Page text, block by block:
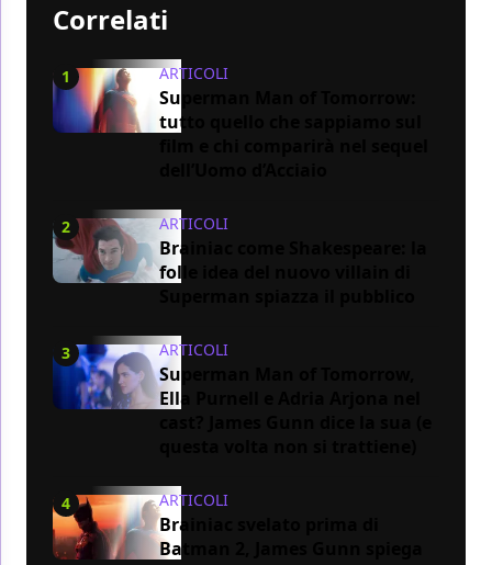
Correlati
1 ARTICOLI
Superman Man of Tomorrow:
tutto quello che sappiamo sul
2 ARTICOLI
Brainiac come Shakespeare: la
folle idea del nuovo villain di
3 ARTICOLI
Superman Man of Tomorrow,
Ella Purnell e Adria Arjona nel
4 ARTICOLI
Brainiac svelato prima di
Batman 2, James Gunn spiega